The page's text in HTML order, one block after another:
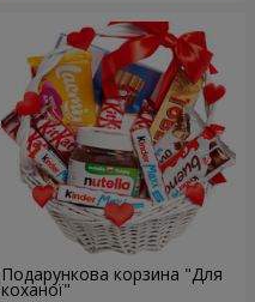
Подарункова корзина "Для
коханої"